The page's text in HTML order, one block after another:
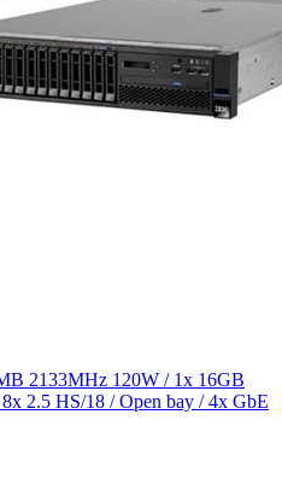
2133MHz 120W / 1x 16GB
2.5 HS/18 / Open bay / 4x GbE